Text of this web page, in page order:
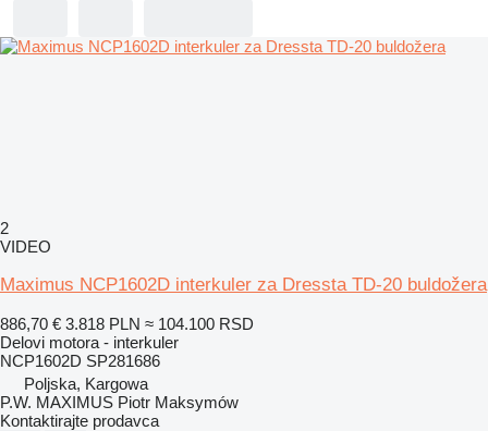
2
VIDEO
Maximus NCP1602D interkuler za Dressta TD-20 buldožera
886,70 € 3.818 PLN ≈ 104.100 RSD
Delovi motora - interkuler
NCP1602D SP281686
Poljska, Kargowa
P.W. MAXIMUS Piotr Maksymów
Kontaktirajte prodavca